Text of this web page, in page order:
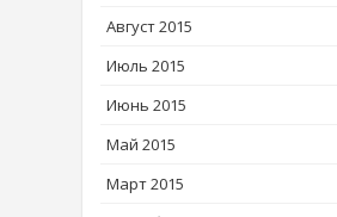
Август 2015
Июль 2015
Июнь 2015
Май 2015
Март 2015